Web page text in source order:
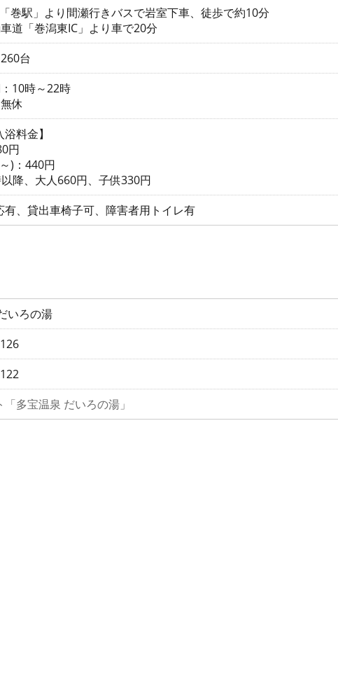
巻駅」より間瀬行きバスで岩室下車、徒歩で約10分
道「巻潟東IC」より車で20分
台
10時～22時
休
浴料金】
円
)：440円
降、大人660円、子供330円
有、貸出車椅子可、障害者用トイレ有
いろの湯
多宝温泉 だいろの湯」